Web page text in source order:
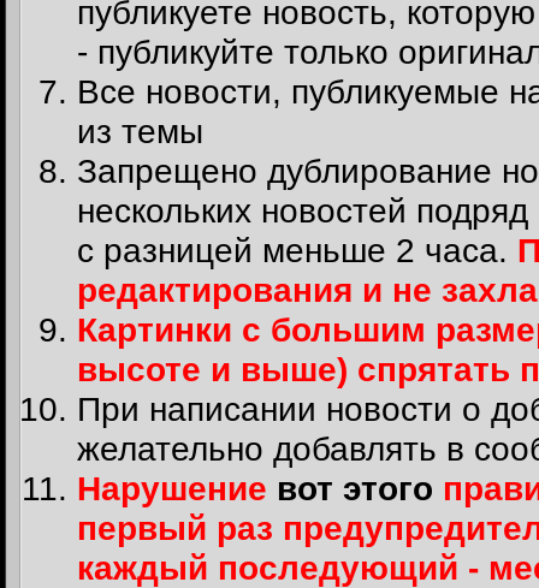
публикуете новость,
- публикуйте только
Все новости, публикуемые
из темы
Запрещено дублирование
нескольких новостей
с разницей меньше 2 часа.
редактирования и не
Картинки с большим
высоте и выше) спрятать
При написании новости о
желательно добавлять в
Нарушение вот этого
первый раз
каждый последующий -